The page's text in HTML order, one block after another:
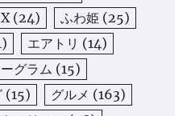
(24) ふわ姫 (25)
エアトリ (14)
グラム (15)
(15) グルメ (163)